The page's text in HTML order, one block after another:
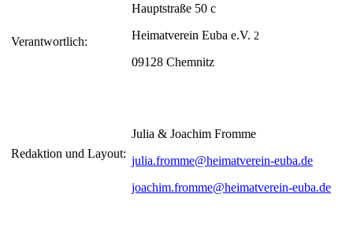
Verantwortlich:
Hauptstraße 50 c
Heimatverein Euba e.V. 2
09128 Chemnitz
Redaktion und Layout:
Julia & Joachim Fromme
julia.fromme@heimatverein-euba.de
joachim.fromme@heimatverein-euba.de